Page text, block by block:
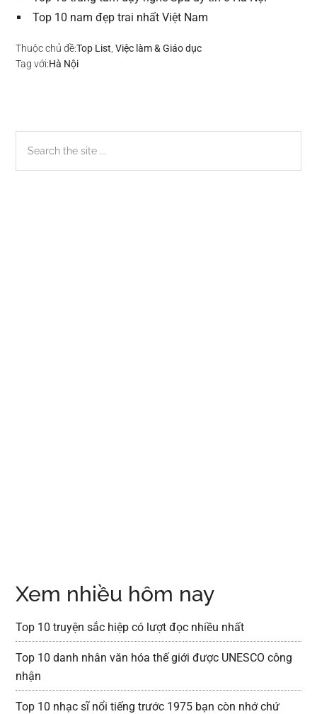
Top 10 nam đẹp trai nhất Việt Nam
Thuộc chủ đề:Top List ,Việc làm & Giáo dục
Tag với:Hà Nội
Sidebar
chính
the
Xem nhiều hôm nay
Top 10 truyện sắc hiệp có lượt đọc nhiều nhất
Top 10 danh nhân văn hóa thế giới được UNESCO công
nhận
Top 10 nhạc sĩ nổi tiếng trước 1975 bạn còn nhớ chứ